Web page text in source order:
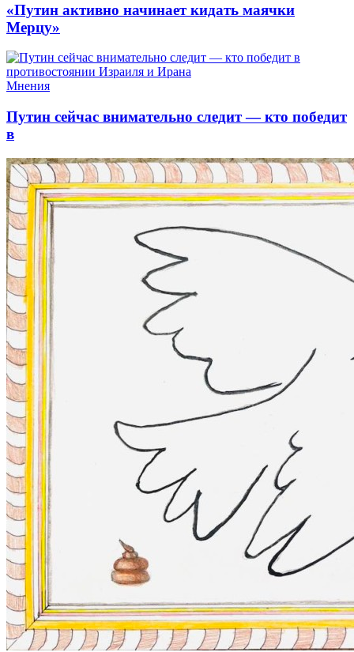
«Путин активно начинает кидать маячки
Мерцу»
Мнения
Путин сейчас внимательно следит — кто победит
в